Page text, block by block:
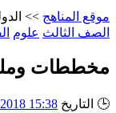
موقع المناهج >>
الصف الثالث علوم
مخططات
🕒 التاريخ 15:38 2018-04-15